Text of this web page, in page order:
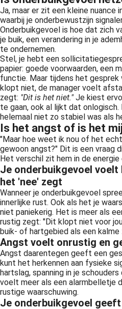
Ja, maar er zit een kleine nuance
waarbij je onderbewustzijn
Onderbuikgevoel is hoe dat zich
je buik, een verandering in je
te ondernemen.
Stel, je hebt een
papier: goede voorwaarden, een
functie. Maar tijdens het
klopt niet, de manager voelt
zegt: "Dit is het niet."Je kiest
te gaan, ook al lijkt dat
helemaal niet zo stabiel was als
Is het angst of is het
"Maar hoe weet ik nou of het
gewoon angst?" Dit is een vraag
Het verschil zit hem in de
Je onderbuikgevoel voelt
het 'nee' zegt
Wanneer je onderbuikgevoel
innerlijke rust. Ook als het je
niet paniekerig. Het is meer als
rustig zegt: "Dit klopt niet voor
buik- of hartgebied als een kalme
Angst voelt onrustig en
Angst daarentegen geeft een
kunt het herkennen aan fysieke
hartslag, spanning in je
voelt meer als een alarmbelletje
rustige waarschuwing.
Je onderbuikgevoel